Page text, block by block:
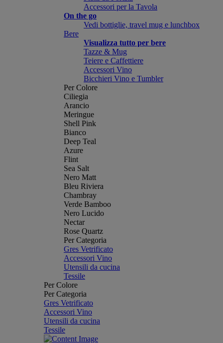
Accessori per la Tavola
On the go
Vedi bottiglie, travel mug e lunchbox
Bere
Visualizza tutto per bere
Tazze & Mug
Teiere e Caffettiere
Accessori Vino
Bicchieri Vino e Tumbler
Per Colore
Ciliegia
Arancio
Meringue
Shell Pink
Bianco
Deep Teal
Azure
Flint
Sea Salt
Nero Matt
Bleu Riviera
Chambray
Verde Bamboo
Nero Lucido
Nectar
Rose Quartz
Per Categoria
Gres Vetrificato
Accessori Vino
Utensili da cucina
Tessile
Per Colore
Per Categoria
Gres Vetrificato
Accessori Vino
Utensili da cucina
Tessile